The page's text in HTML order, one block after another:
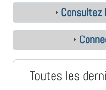
Consultez
Toutes les